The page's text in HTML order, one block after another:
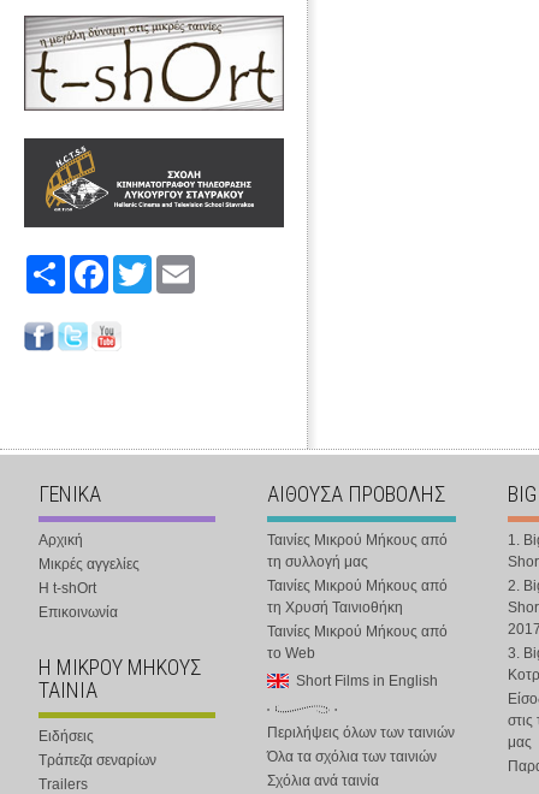
Share FacebookTwitter
ΓΕΝΙΚΑ
Αρχική
Μικρές αγγελίες
Η t-shOrt
Επικοινωνία
Η ΜΙΚΡΟΥ ΜΗΚΟΥΣ
ΤΑΙΝΙΑ
Ειδήσεις
Τράπεζα σεναρίων
Trailers
ΑΙΘΟΥΣΑ ΠΡΟΒΟΛΗΣ
Ταινίες Μικρού Μήκους από
τη συλλογή μας
Ταινίες Μικρού Μήκους από
τη Χρυσή Ταινιοθήκη
Ταινίες Μικρού Μήκους από
το Web
Short Films in English
Περιλήψεις όλων των ταινιών
Όλα τα σχόλια των ταινιών
Σχόλια ανά ταινία
1.
2.
3.
στις
μας